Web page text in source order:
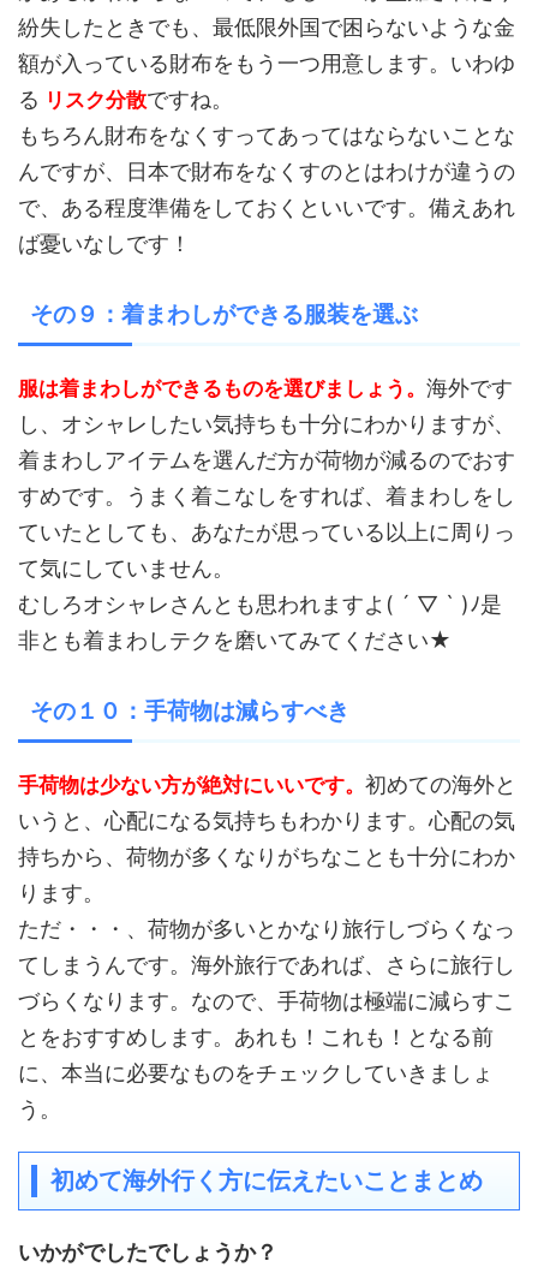
紛失したときでも、最低限外国で困らないような金
額が入っている財布をもう一つ用意します。いわゆ
る リスク分散ですね。
もちろん財布をなくすってあってはならないことな
んですが、日本で財布をなくすのとはわけが違うの
で、ある程度準備をしておくといいです。備えあれ
ば憂いなしです！
その９：着まわしができる服装を選ぶ
服は着まわしができるものを選びましょう。 海外です
し、オシャレしたい気持ちも十分にわかりますが、
着まわしアイテムを選んだ方が荷物が減るのでおす
すめです。うまく着こなしをすれば、着まわしをし
ていたとしても、あなたが思っている以上に周りっ
て気にしていません。
むしろオシャレさんとも思われますよ( ´ ▽ ` )ﾉ是
非とも着まわしテクを磨いてみてください★
その１０：手荷物は減らすべき
手荷物は少ない方が絶対にいいです。 初めての海外と
いうと、心配になる気持ちもわかります。心配の気
持ちから、荷物が多くなりがちなことも十分にわか
ります。
ただ・・・、荷物が多いとかなり旅行しづらくなっ
てしまうんです。海外旅行であれば、さらに旅行し
づらくなります。なので、手荷物は極端に減らすこ
とをおすすめします。あれも！これも！となる前
に、本当に必要なものをチェックしていきましょ
う。
初めて海外行く方に伝えたいことまとめ
いかがでしたでしょうか？